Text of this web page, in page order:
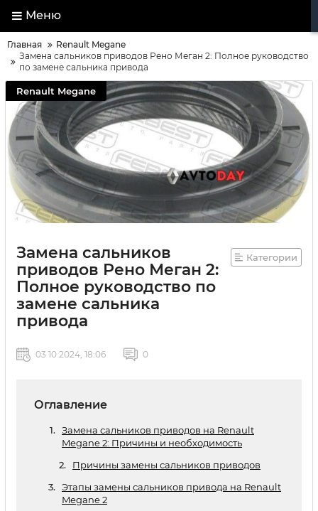
Меню
Главная
Renault Megane
Замена сальников приводов Рено Меган 2: Полное руководство
по замене сальника привода
Renault Megane
Замена сальников
приводов Рено Меган 2:
Полное руководство по
замене сальника
привода
Категории
03 10 2024, 18:06 0
Оглавление
Замена сальников приводов на Renault
Megane 2: Причины и необходимость
Причины замены сальников приводов
Этапы замены сальников привода на Renault
Megane 2